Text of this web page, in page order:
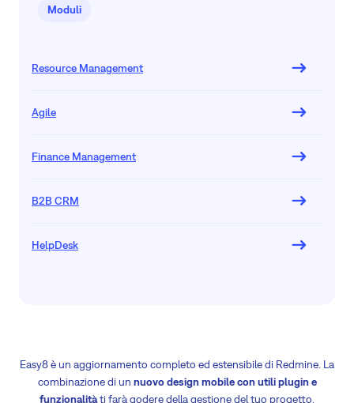
Moduli
Resource Management
Agile
Finance Management
B2B CRM
HelpDesk
Easy8 è un aggiornamento completo ed estensibile di Redmine. La
combinazione di un nuovo design mobile con utili plugin e
funzionalitàti farà godere della gestione del tuo progetto,